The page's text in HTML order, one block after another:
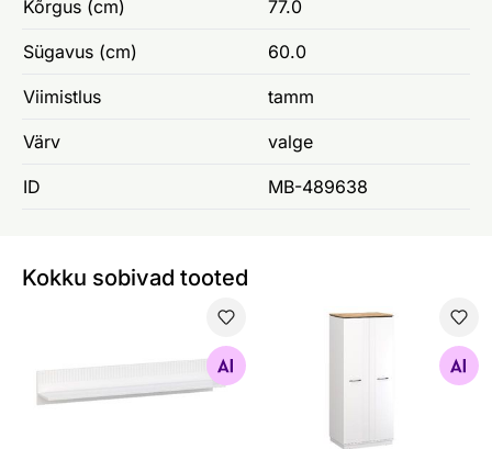
Kõrgus (cm) 77.0
Sügavus (cm) 60.0
Viimistlus tamm
Värv valge
ID MB-489638
Kokku sobivad tooted
Otsi sarnaseid